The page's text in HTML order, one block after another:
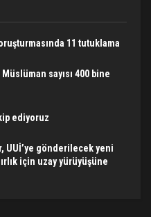
11 tutuklama
Müslüman sayısı 400 bine
ediyoruz
UUİ’ye gönderilecek yeni
için uzay yürüyüşüne